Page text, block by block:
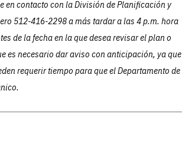
en contacto con la División de Planificación y
512-416-2298 a más tardar a las 4 p.m. hora
de la fecha en la que desea revisar el plan o
es necesario dar aviso con anticipación, ya que
requerir tiempo para que el Departamento de